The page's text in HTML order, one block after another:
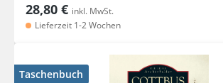
28,80 € inkl. MwSt.
Lieferzeit 1-2 Wochen
Taschenbuch